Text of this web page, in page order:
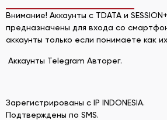
Внимание! Аккаунты с TDATA и
предназначены для входа со
аккаунты только если понимаете как
Аккаунты Telegram Авторег.
Зарегистрированы с IP INDONESIA.
Подтверждены по SMS.